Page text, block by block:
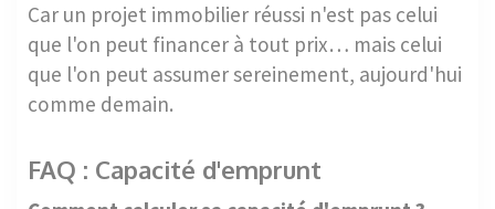
Car un projet immobilier réussi n'est pas celui
que l'on peut financer à tout prix… mais celui
que l'on peut assumer sereinement, aujourd'hui
comme demain.
FAQ : Capacité d'emprunt